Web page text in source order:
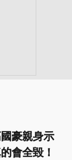
豪親身示
會全毀！